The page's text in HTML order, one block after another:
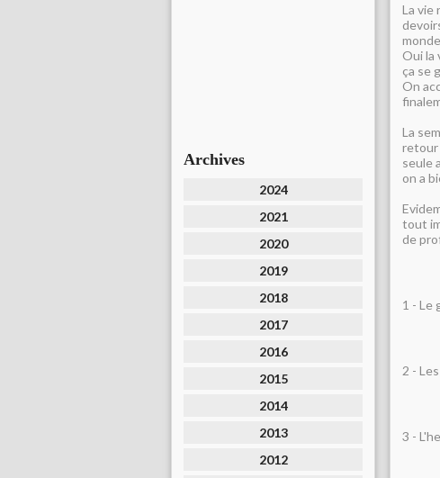
Archives
2024
2021
2020
2019
2018
2017
2016
2015
2014
2013
2012
La vie
Oui la
ça se
On
La
retour
seule
on a
tout
de
1 - Le
2 -
3 -